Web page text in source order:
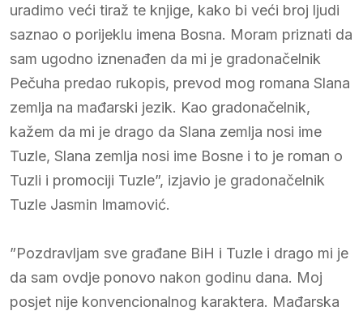
uradimo veći tiraž te knjige, kako bi veći broj ljudi
saznao o porijeklu imena Bosna. Moram priznati da
sam ugodno iznenađen da mi je gradonačelnik
Pečuha predao rukopis, prevod mog romana Slana
zemlja na mađarski jezik. Kao gradonačelnik,
kažem da mi je drago da Slana zemlja nosi ime
Tuzle, Slana zemlja nosi ime Bosne i to je roman o
Tuzli i promociji Tuzle”, izjavio je gradonačelnik
Tuzle Jasmin Imamović.
”Pozdravljam sve građane BiH i Tuzle i drago mi je
da sam ovdje ponovo nakon godinu dana. Moj
posjet nije konvencionalnog karaktera. Mađarska